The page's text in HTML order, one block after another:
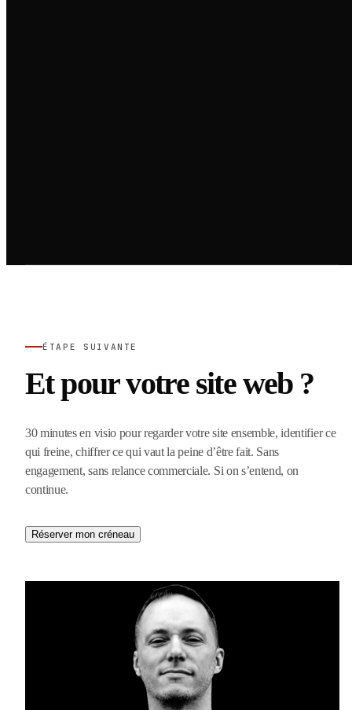
ÉTAPE SUIVANTE
Et pour votre site web ?
30 minutes en visio pour regarder votre site ensemble, identifier ce
qui freine, chiffrer ce qui vaut la peine d’être fait. Sans
engagement, sans relance commerciale. Si on s’entend, on
continue.
Réserver mon créneau